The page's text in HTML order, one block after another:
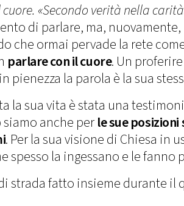
«Secondo verità nella
di parlare, ma,
che ormai pervade la rete
parlare con il cuore. Un
pienezza la parola è la sua
la sua vita è stata una
anche perle sue
. Per la sua visione di Chiesa in
spesso la ingessano e le fanno
strada fatto insieme durante il